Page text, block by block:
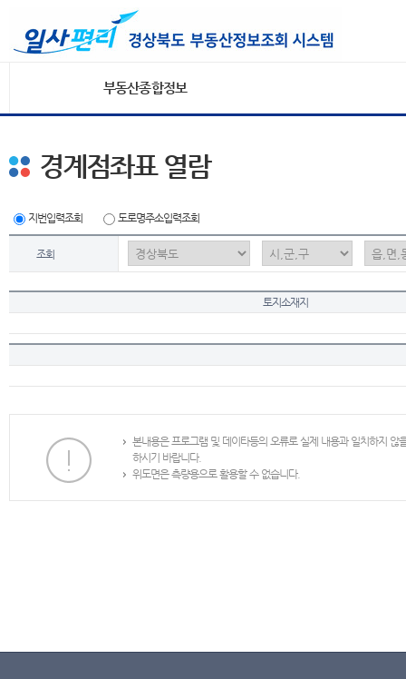
부동산종합정보
경계점좌표 열람
지번입력조회 도로명주소입력조회
조회
토지소재지
본내용은 프로그램 및 데이타등의 오류로 실제 내용과 일치하지
하시기 바랍니다.
위도면은 측량용으로 활용할 수 없습니다.